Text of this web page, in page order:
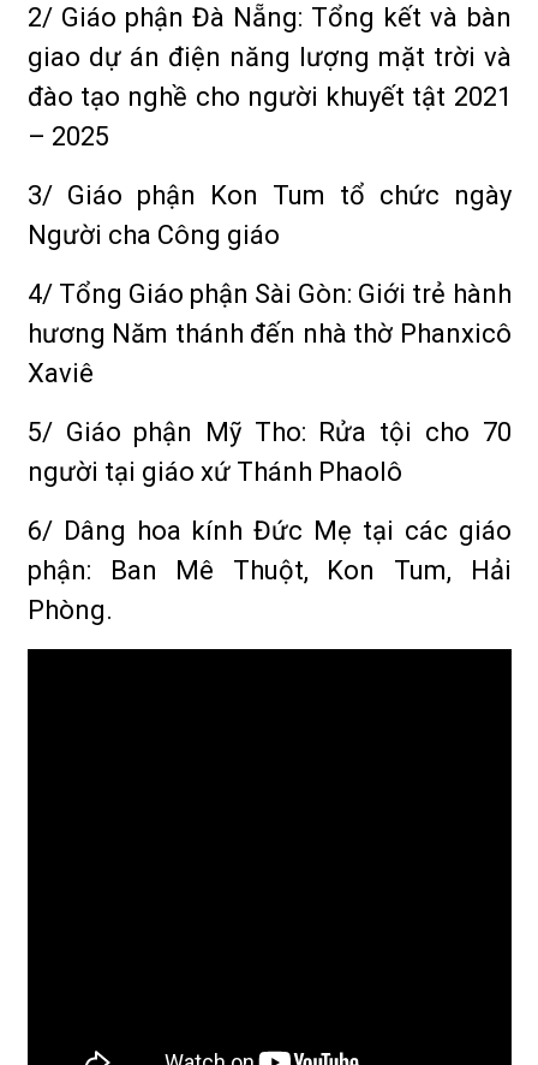
2/ Giáo phận Đà Nẵng: Tổng kết và bàn
giao dự án điện năng lượng mặt trời và
đào tạo nghề cho người khuyết tật 2021
– 2025
3/ Giáo phận Kon Tum tổ chức ngày
Người cha Công giáo
4/ Tổng Giáo phận Sài Gòn: Giới trẻ hành
hương Năm thánh đến nhà thờ Phanxicô
Xaviê
5/ Giáo phận Mỹ Tho: Rửa tội cho 70
người tại giáo xứ Thánh Phaolô
6/ Dâng hoa kính Đức Mẹ tại các giáo
phận: Ban Mê Thuột, Kon Tum, Hải
Phòng.